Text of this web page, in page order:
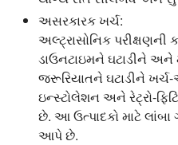
અસરકારક ખર્ચ:
અલ્ટ્રાસોનિક પરીક્ષણની
ડાઉનટાઇમને ઘટાડીને
જરૂરિયાતને ઘટાડીને
ઇન્સ્ટોલેશન અને રેટ્રો-
છે. આ ઉત્પાદકો માટે લાંબા
આપે છે.